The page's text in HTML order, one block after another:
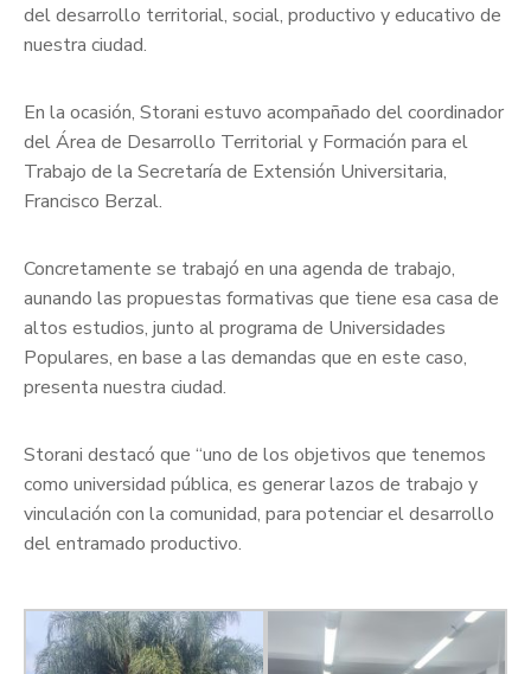
del desarrollo territorial, social, productivo y educativo de
nuestra ciudad.
En la ocasión, Storani estuvo acompañado del coordinador
del Área de Desarrollo Territorial y Formación para el
Trabajo de la Secretaría de Extensión Universitaria,
Francisco Berzal.
Concretamente se trabajó en una agenda de trabajo,
aunando las propuestas formativas que tiene esa casa de
altos estudios, junto al programa de Universidades
Populares, en base a las demandas que en este caso,
presenta nuestra ciudad.
Storani destacó que “uno de los objetivos que tenemos
como universidad pública, es generar lazos de trabajo y
vinculación con la comunidad, para potenciar el desarrollo
del entramado productivo.